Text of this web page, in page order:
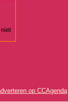
op CCAgenda